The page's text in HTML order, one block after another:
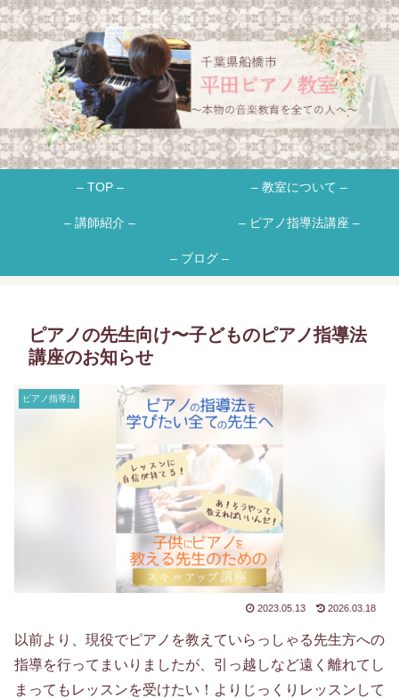
– TOP – – 教室について –
– 講師紹介 – – ピアノ指導法講座 –
– ブログ –
ピアノの先生向け〜子どものピアノ指導法
講座のお知らせ
ピアノ指導法
2023.05.13 2026.03.18
以前より、現役でピアノを教えていらっしゃる先生方への
指導を行ってまいりましたが、引っ越しなど遠く離れてし
まってもレッスンを受けたい！よりじっくりレッスンして